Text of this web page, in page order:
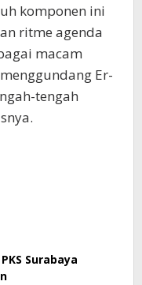
komponen ini
ritme agenda
macam
Er-
tengah
Surabaya